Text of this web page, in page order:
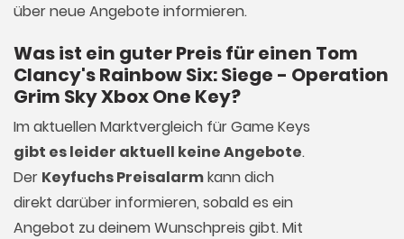
über neue Angebote informieren.
Was ist ein guter Preis für einen Tom
Clancy's Rainbow Six: Siege - Operation
Grim Sky Xbox One Key?
Im aktuellen Marktvergleich fürGame Keys
gibt es leider aktuell keine Angebote.
Der Keyfuchs Preisalarmkann dich
direkt darüber informieren, sobald es ein
Angebot zu deinem Wunschpreis gibt. Mit